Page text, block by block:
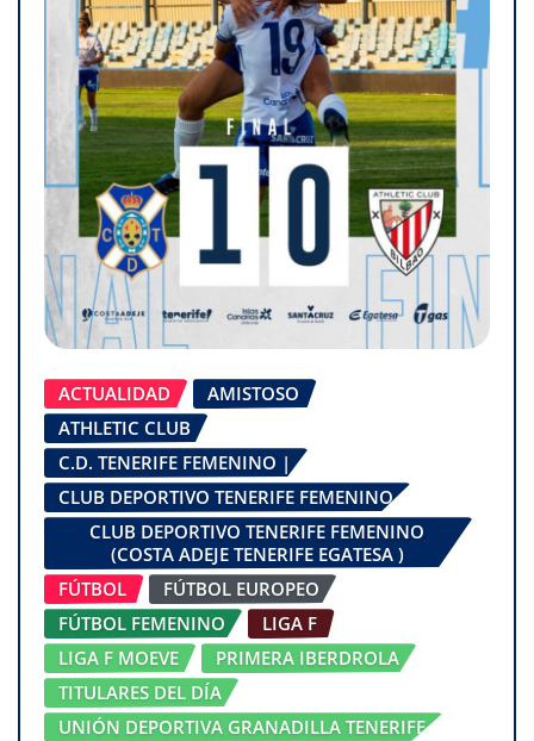
ACTUALIDAD
AMISTOSO
ATHLETIC CLUB
C.D. TENERIFE FEMENINO |
CLUB DEPORTIVO TENERIFE FEMENINO
CLUB DEPORTIVO TENERIFE FEMENINO
(COSTA ADEJE TENERIFE EGATESA )
FÚTBOL
FÚTBOL EUROPEO
FÚTBOL FEMENINO
LIGA F
LIGA F MOEVE
PRIMERA IBERDROLA
TITULARES DEL DÍA
UNIÓN DEPORTIVA GRANADILLA TENERIFE